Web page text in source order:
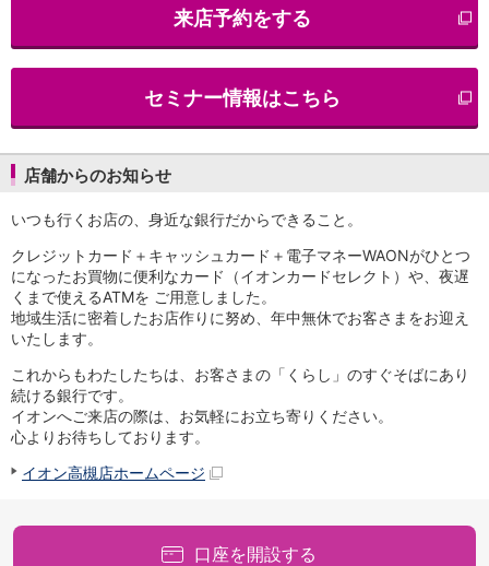
支払・入金TOP
AEON Pay
自動入金サービス
スマホ決済アプリ
サービス
相続・税務のご相談
電子マネーWAON
セキュリティ
インボイス
その他サービス
手数料
金利
キャンペーン
店舗・ATM
店舗
北海道
来店予約をする
セミナー情報はこちら
店舗からのお知らせ
いつも行くお店の、身近な銀行だからできること。
クレジットカード＋キャッシュカード＋電子マネーWAONがひとつ
になったお買物に便利なカード（イオンカードセレクト）や、夜遅
くまで使えるATMを ご用意しました。
地域生活に密着したお店作りに努め、年中無休でお客さまをお迎え
いたします。
これからもわたしたちは、お客さまの「くらし」のすぐそばにあり
続ける銀行です。
イオンへご来店の際は、お気軽にお立ち寄りください。
心よりお待ちしております。
イオン高槻店ホームページ
口座を開設する